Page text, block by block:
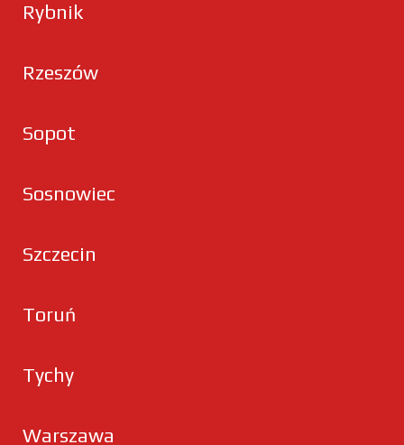
Rybnik
Rzeszów
Sopot
Sosnowiec
Szczecin
Toruń
Tychy
Warszawa